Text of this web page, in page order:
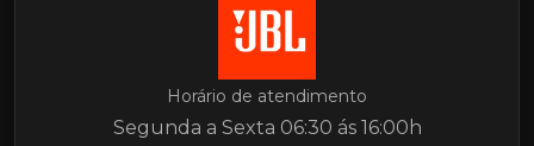
Horário de atendimento
Segunda a Sexta 06:30 ás 16:00h